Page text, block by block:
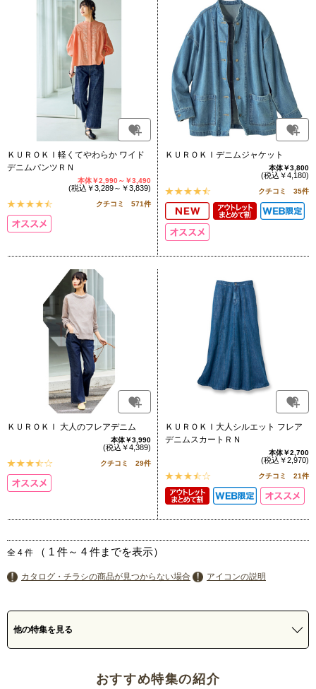
ＫＵＲＯＫＩ軽くてやわらか ワイド
デニムパンツＲＮ
本体￥2,990～￥3,490
(税込￥3,289～￥3,839)
クチコミ 571件
ＫＵＲＯＫＩデニムジャケット
本体￥3,800
(税込￥4,180)
クチコミ 35件
ＫＵＲＯＫＩ 大人のフレアデニム
本体￥3,990
(税込￥4,389)
クチコミ 29件
ＫＵＲＯＫＩ大人シルエット フレア
デニムスカートＲＮ
本体￥2,700
(税込￥2,970)
クチコミ 21件
全 4 件 （ 1 件～ 4 件までを表示）
カタログ・チラシの商品が見つからない場合 アイコンの説明
他の特集を見る
おすすめ特集の紹介